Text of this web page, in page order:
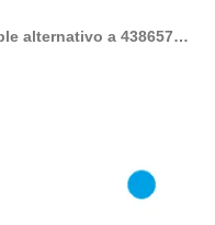
alternativo a 43865708
/ 43872305